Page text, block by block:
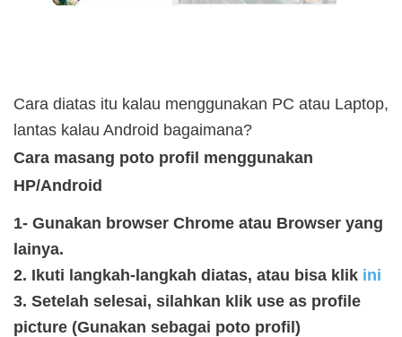
Cara diatas itu kalau menggunakan PC atau Laptop,
lantas kalau Android bagaimana?
Cara masang poto profil menggunakan
HP/Android
1- Gunakan browser Chrome atau Browser yang
lainya.
2. Ikuti langkah-langkah diatas, atau bisa klik ini
3. Setelah selesai, silahkan klik use as profile
picture (Gunakan sebagai poto profil)